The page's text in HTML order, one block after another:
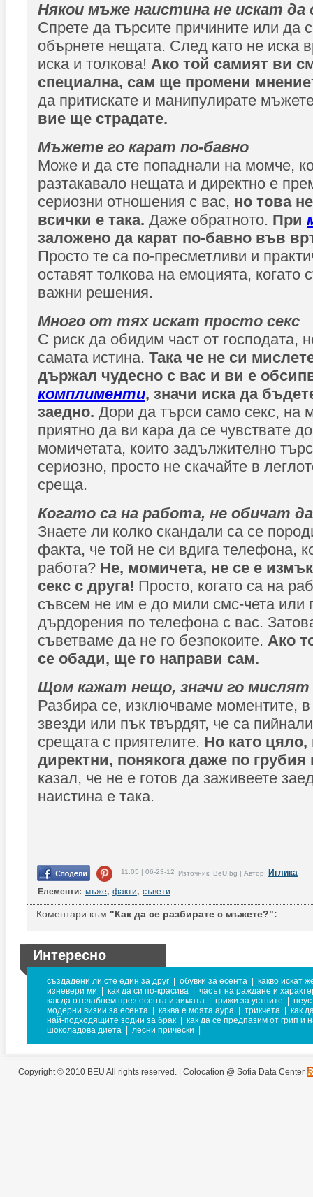
Някои мъже наистина не искат да
Спрете да търсите причините или да
обърнете нещата. След като не иска
иска и толкова! Ако той самият ви
специална, сам ще промени
да притискате и манипулирате
вие ще страдате.
Мъжете го карат по-бавно
Може и да сте попаднали на момче,
разтакавало нещата и директно е
сериозни отношения с вас, но това
всички е така. Даже обратното. При
заложено да карат по-бавно във
Просто те са по-пресметливи и
оставят толкова на емоцията, когато
важни решения.
Много от тях искат просто секс
С риск да обидим част от господата,
самата истина. Така че не си
държал чудесно с вас и ви е
комплименти, значи иска да
заедно. Дори да търси само секс, на
приятно да ви кара да се чувствате
момичетата, които задължително
сериозно, просто не скачайте в
среща.
Когато са на работа, не обичат
Знаете ли колко скандали са се
факта, че той не си вдига телефона,
работа? Не, момичета, не се е
секс с друга! Просто, когато са на
съвсем не им е до мили смс-чета или
дърдорения по телефона с вас.
съветваме да не го безпокоите. Ако
се обади, ще го направи сам.
Щом кажат нещо, значи го мислят
Разбира се, изключваме моментите, в
звезди или пък твърдят, че са
срещата с приятелите. Но като
директни, понякога даже по
казал, че не е готов да заживеете
наистина е така.
11:05 | 06-23-12 Източник: BeU.bg | Автор: Иглика
Елементи: мъже, факти, съвети
Коментари към "Как да се разбирате с мъжете?":
Интересно
създадени ли сте един за друг обувки за есента
какво искат
изневери ми
как да си по-красива
часът на раждане и
как да отслабнем през есента и зимата
грижи за устните
модерни визии за есента
каква е моята аура трикчета
как
най-подходящите зодии за брак
как да се предпазим от грип и
шоколадова диета
лесни прически
Copyright © 2010 BEU All rights reserved. | Colocation @ Sofia Data Center